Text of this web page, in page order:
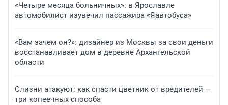
«Четыре месяца больничных»: в Ярославле
автомобилист изувечил пассажира «Яавтобуса»
«Вам зачем он?»: дизайнер из Москвы за свои деньги
восстанавливает дом в деревне Архангельской
области
Слизни атакуют: как спасти цветник от вредителей —
три копеечных способа